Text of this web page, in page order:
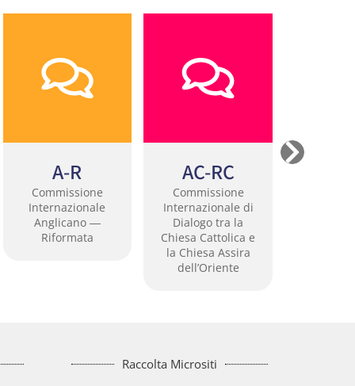
A-R
Commissione
Internazionale
Anglicano ―
Riformata
AC-RC
Commissione
Internazionale di
Dialogo tra la
Chiesa Cattolica e
la Chiesa Assira
dell’Oriente
Raccolta Micrositi